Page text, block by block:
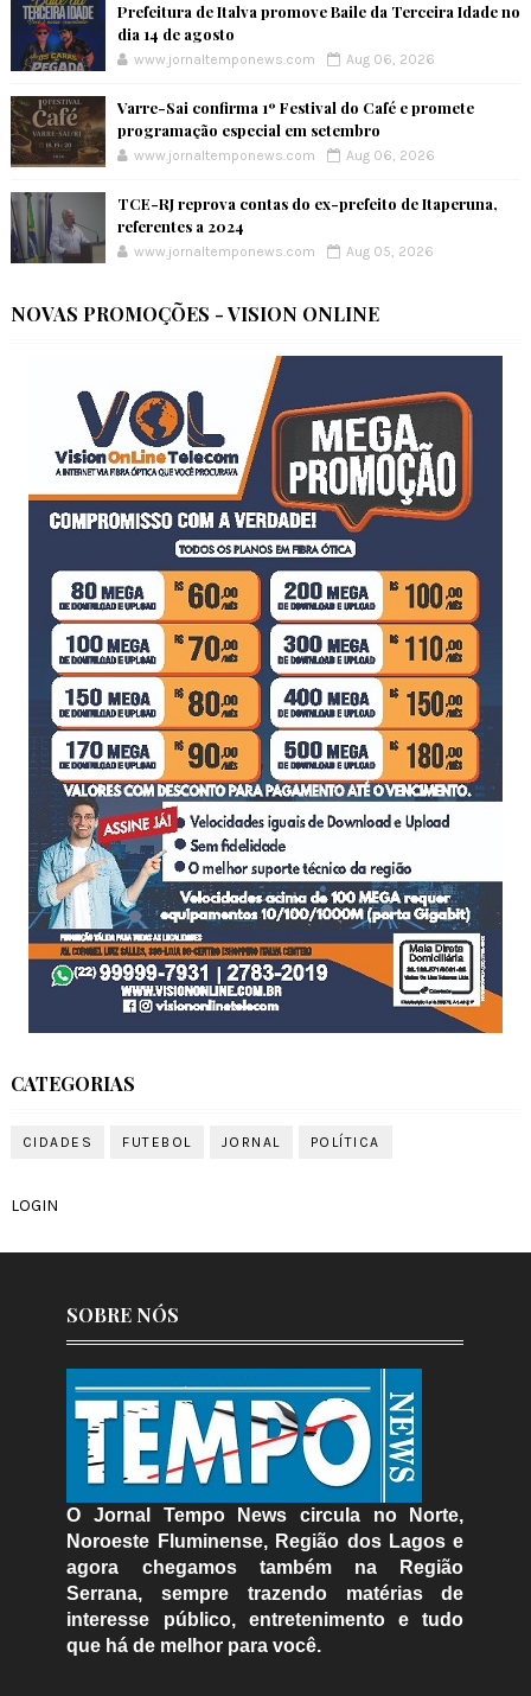
Prefeitura de Italva promove Baile da Terceira Idade no
dia 14 de agosto
www.jornaltemponews.com Aug 06, 2026
Varre-Sai confirma 1º Festival do Café e promete
programação especial em setembro
www.jornaltemponews.com Aug 06, 2026
TCE-RJ reprova contas do ex-prefeito de Itaperuna,
referentes a 2024
www.jornaltemponews.com Aug 05, 2026
NOVAS PROMOÇÕES - VISION ONLINE
CATEGORIAS
CIDADES FUTEBOL JORNAL POLÍTICA
LOGIN
SOBRE NÓS
O Jornal Tempo News circula no Norte,
Noroeste Fluminense, Região dos Lagos e
agora chegamos também na Região
Serrana, sempre trazendo matérias de
interesse público, entretenimento e tudo
que há de melhor para você.